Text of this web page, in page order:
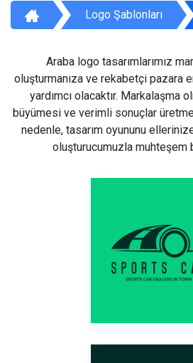
Logo Şablonları
Araba logo tasarımlarımız
oluşturmanıza ve rekabetçi pazara
yardımcı olacaktır. Markalaşma
büyümesi ve verimli sonuçlar
nedenle, tasarım oyununu
oluşturucumuzla muhteşem